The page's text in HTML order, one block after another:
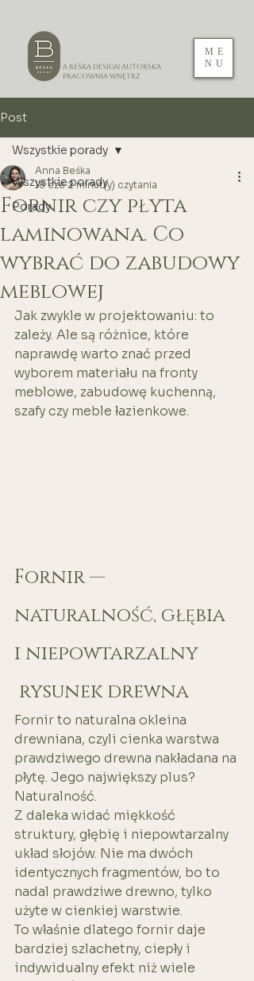
ME
NU
A Beśka DESIGN Autorska
Pracownia Wnętrz
Post
Wszystkie porady
Porady
Wszystkie porady
Fornir czy płyta
laminowana. Co
wybrać do zabudowy
meblowej
Anna Beśka
18 cze 2 minut(y) czytania
Jak zwykle w projektowaniu: to
zależy. Ale są różnice, które
naprawdę warto znać przed
wyborem materiału na fronty
meblowe, zabudowę kuchenną,
szafy czy meble łazienkowe.
Fornir —
naturalność, głębia
i niepowtarzalny
rysunek drewna
Fornir to naturalna okleina
drewniana, czyli cienka warstwa
prawdziwego drewna nakładana na
płytę. Jego największy plus?
Naturalność.
Z daleka widać miękkość
struktury, głębię i niepowtarzalny
układ słojów. Nie ma dwóch
identycznych fragmentów, bo to
nadal prawdziwe drewno, tylko
użyte w cienkiej warstwie.
To właśnie dlatego fornir daje
bardziej szlachetny, ciepły i
indywidualny efekt niż wiele